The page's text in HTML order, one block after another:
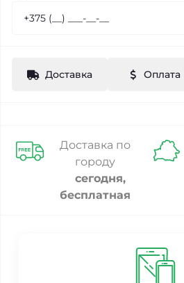
Доставка Оплата
Доставка по
городу
сегодня,
бесплатная